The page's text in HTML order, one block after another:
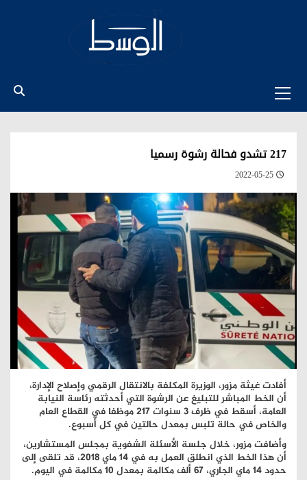
Menu
217 تشدو فحالة رشوة رسميا
2022-05-25
أفادت غيثة مزور، الوزيرة المكلفة بالانتقال الرقمي وإصلاح الإدارة،
أن الخط المباشر للتبليغ عن الرشوة التي أحدثته رئاسة النيابة
العامة، أسقط في ظرف 3 سنوات 217 موظفا في القطاع العام
والخاص في حالة تلبس بمعدل حالتين في كل أسبوع.
وأضافت مزور، خلال جلسة الأسئلة الشفوية بمجلس المستشارين،
أن هذا الخط الذي انطلق العمل به في 14 ماي 2018، قد تلقى إلى
حدود 14 ماي الجاري، 67 ألف مكالمة بمعدل 10 مكالمة في اليوم.